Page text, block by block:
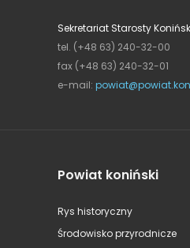
Sekretariat Starosty
tel. (+48 63) 240-32-00
fax (+48 63) 240-32-01
e-mail:
Powiat koniński
Rys historyczny
Środowisko przyrodnicze